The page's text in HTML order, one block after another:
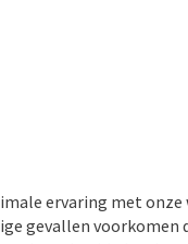
ervaring met
gevallen voorkomen